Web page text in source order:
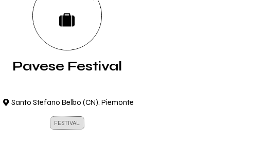
Pavese Festival
Santo Stefano Belbo (CN), Piemonte
FESTIVAL